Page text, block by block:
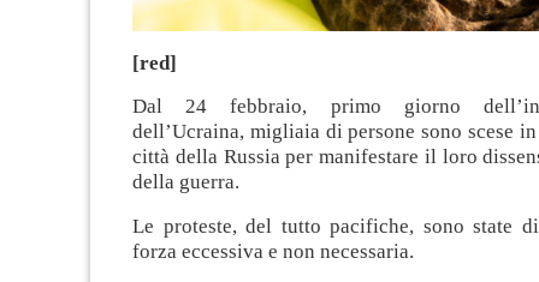
[red]
Dal 24 febbraio, primo giorno
dell’Ucraina, migliaia di persone sono scese
città della Russia per manifestare il loro
della guerra.
Le proteste, del tutto pacifiche, sono state
forza eccessiva e non necessaria.